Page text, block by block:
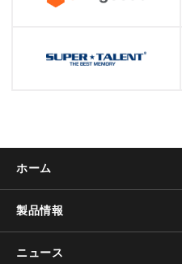
ホーム
製品情報
ニュース